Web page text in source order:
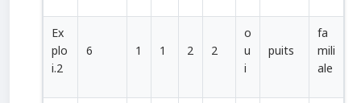
Ex
plo
i.2
6 1 1 2 2
o
u
i
puits
fa
mili
ale